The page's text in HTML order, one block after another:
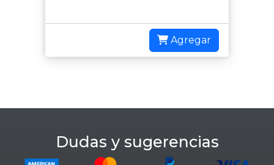
Agregar
Dudas y sugerencias